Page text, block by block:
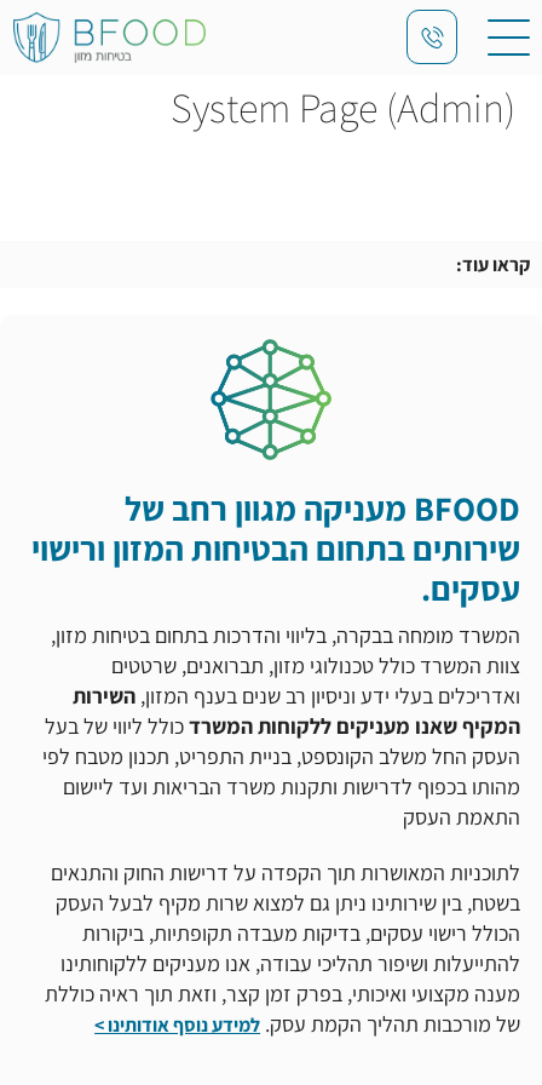
קראו עוד:
System Page (Admin)
BFOOD מעניקה מגוון רחב של
שירותים בתחום הבטיחות המזון ורישוי
עסקים.
המשרד מומחה בבקרה, בליווי והדרכות בתחום בטיחות מזון,
צוות המשרד כולל טכנולוגי מזון, תברואנים, שרטטים
ואדריכלים בעלי ידע וניסיון רב שנים בענף המזון, השירות
המקיף שאנו מעניקים ללקוחות המשרדכולל ליווי של בעל
העסק החל משלב הקונספט, בניית התפריט, תכנון מטבח לפי
מהותו בכפוף לדרישות ותקנות משרד הבריאות ועד ליישום
התאמת העסק
לתוכניות המאושרות תוך הקפדה על דרישות החוק והתנאים
בשטח, בין שירותינו ניתן גם למצוא שרות מקיף לבעל העסק
הכולל רישוי עסקים, בדיקות מעבדה תקופתיות, ביקורות
להתייעלות ושיפור תהליכי עבודה, אנו מעניקים ללקוחותינו
מענה מקצועי ואיכותי, בפרק זמן קצר, וזאת תוך ראיה כוללת
של מורכבות תהליך הקמת עסק. למידע נוסף אודותינו >